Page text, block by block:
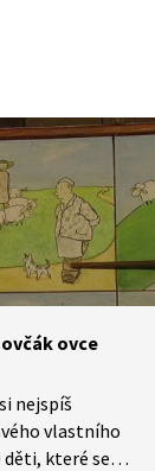
ovce
nejspíš
vlastního
děti, které se